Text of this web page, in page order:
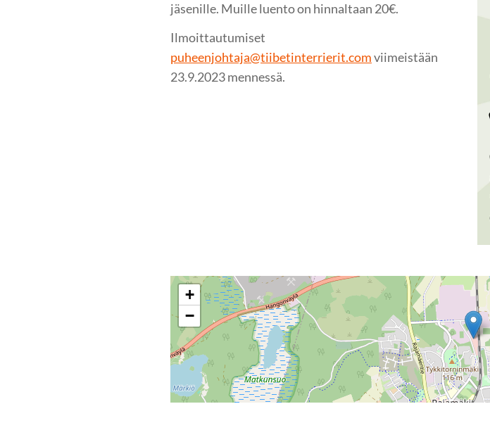
jäsenille. Muille luento on hinnaltaan 20€.
Ilmoittautumiset
puheenjohtaja@tiibetinterrierit.comviimeistään
23.9.2023 mennessä.
+
−